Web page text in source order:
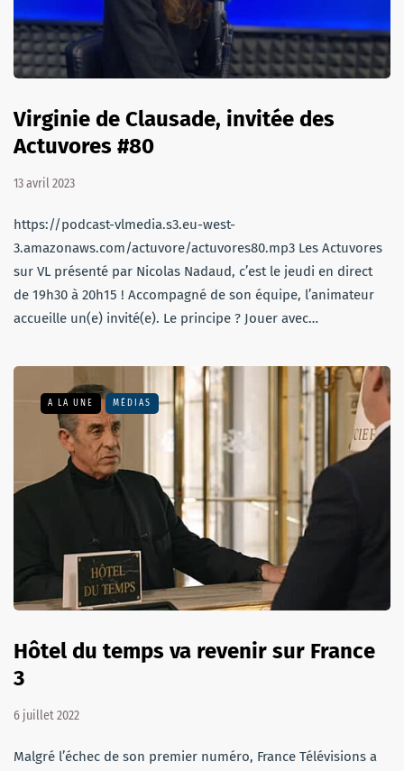
Virginie de Clausade, invitée des
Actuvores #80
13 avril 2023
https://podcast-vlmedia.s3.eu-west-
3.amazonaws.com/actuvore/actuvores80.mp3 Les Actuvores
sur VL présenté par Nicolas Nadaud, c’est le jeudi en direct
de 19h30 à 20h15 ! Accompagné de son équipe, l’animateur
accueille un(e) invité(e). Le principe ? Jouer avec…
A LA UNE MÉDIAS
Hôtel du temps va revenir sur France
3
6 juillet 2022
Malgré l’échec de son premier numéro, France Télévisions a